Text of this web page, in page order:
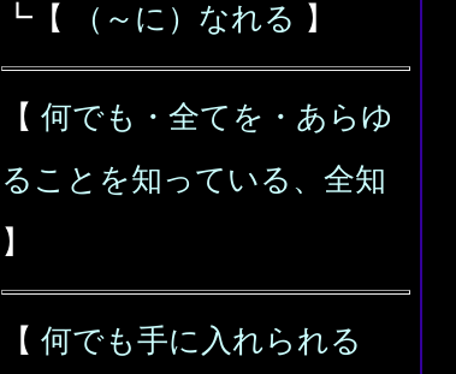
┗【
（～に）なれる 】
【 何でも・全てを・あらゆ
ることを知っている、全知
】
【 何でも手に入れられる